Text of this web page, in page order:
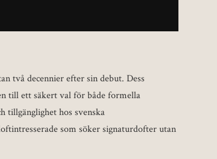
två decennier efter sin debut. Dess
till ett säkert val för både formella
tillgänglighet hos svenska
som söker signaturdofter utan